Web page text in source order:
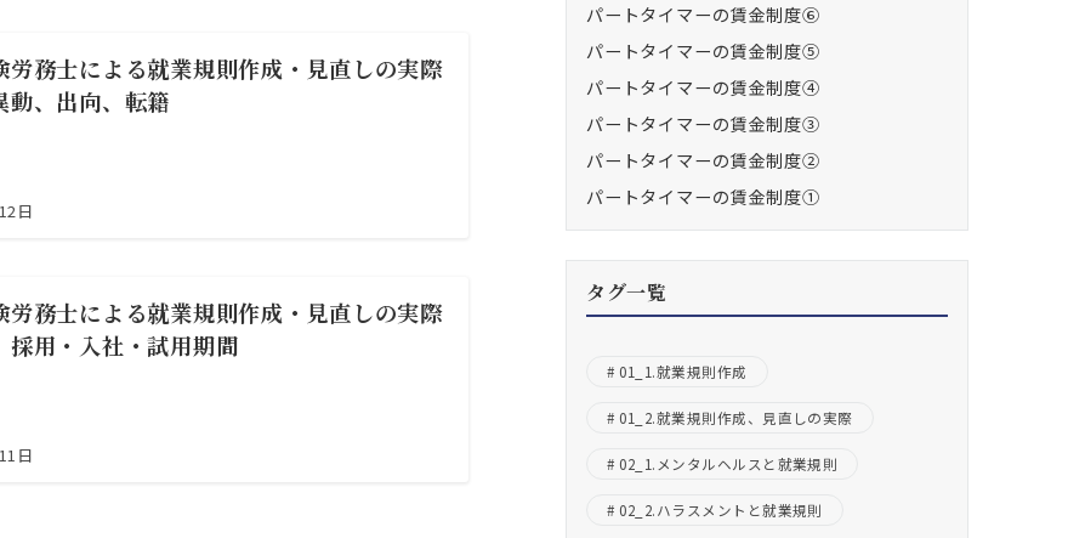
労務士による就業規則作成・見直しの実際
動、出向、転籍
日
労務士による就業規則作成・見直しの実際
採用・入社・試用期間
日
パートタイマーの賃金制度⑥
パートタイマーの賃金制度⑤
パートタイマーの賃金制度④
パートタイマーの賃金制度③
パートタイマーの賃金制度②
パートタイマーの賃金制度①
タグ一覧
01_1.就業規則作成
01_2.就業規則作成、見直しの実際
02_1.メンタルヘルスと就業規則
02_2.ハラスメントと就業規則